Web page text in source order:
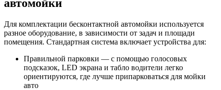
автомойки
Для комплектации бесконтактной автомойки используется
разное оборудование, в зависимости от задач и площади
помещения. Стандартная система включает устройства для:
Правильной парковки — с помощью голосовых
подсказок, LED экрана и табло водители легко
ориентируются, где лучше припарковаться для мойки
авто